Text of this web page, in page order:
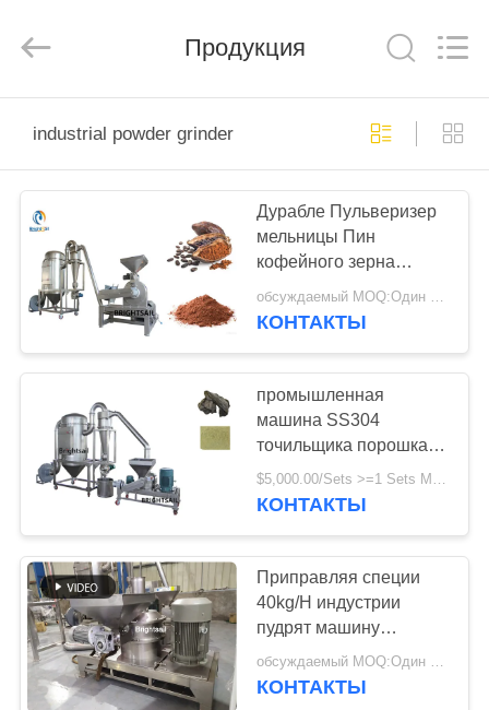
ПРОДУКТЫ
РОЛИКИ
НАС
ЗАВОД
ТУР
ПРОВЕРКА
КАЧЕСТВА
СВЯЖИТЕСЬ
МЫ
Co.,Ltd..
Продукция
industrial powder grinder
Дурабле Пульверизер
мельницы Пин
кофейного зерна
точильщика порошка
высокоскоростного
обсуждаемый MOQ:Один комплект
КОНТАКТЫ
промышленная
машина SS304
точильщика порошка
500kg/H пудрит делать
машину
$5,000.00/Sets >=1 Sets MOQ:Один комплект
КОНТАКТЫ
Приправляя специи
40kg/H индустрии
пудрят машину
точильщика
обсуждаемый MOQ:Один набор
КОНТАКТЫ